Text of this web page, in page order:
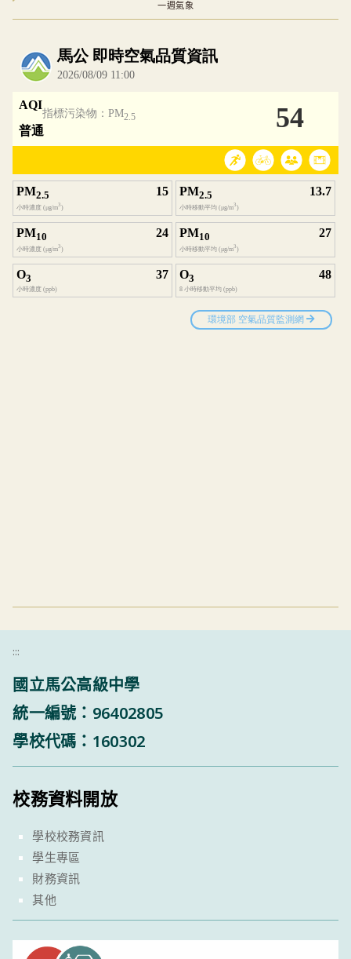
一週氣象
內嵌空氣品質小工具為視覺預覽，完整即時空
:::
國立馬公高級中學
統一編號：96402805
學校代碼：160302
校務資料開放
學校校務資訊
學生專區
財務資訊
其他